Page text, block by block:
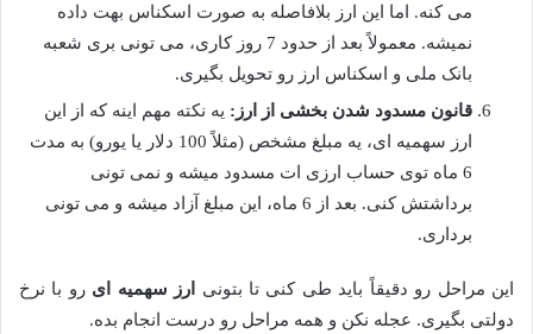
می کنه. اما این ارز بلافاصله به صورت اسکناس بهت داده
نمیشه. معمولاً بعد از حدود 7 روز کاری، می تونی بری شعبه
بانک ملی و اسکناس ارز رو تحویل بگیری.
قانون مسدود شدن بخشی از ارز: یه نکته مهم اینه که از این
ارز سهمیه ای، یه مبلغ مشخص (مثلاً 100 دلار یا یورو) به مدت
6 ماه توی حساب ارزی ات مسدود میشه و نمی تونی
برداشتش کنی. بعد از 6 ماه، این مبلغ آزاد میشه و می تونی
برداری.
این مراحل رو دقیقاً باید طی کنی تا بتونی ارز سهمیه ای رو با نرخ
دولتی بگیری. عجله نکن و همه مراحل رو درست انجام بده.